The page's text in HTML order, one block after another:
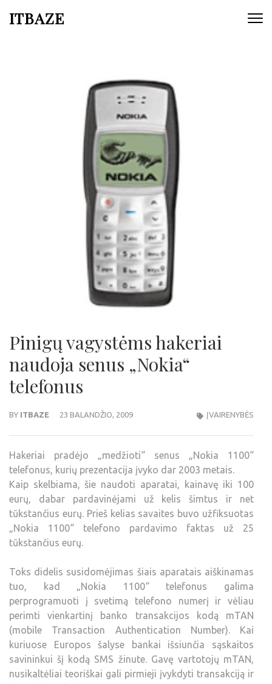
ITBAZE
Pinigų vagystėms hakeriai
naudoja senus „Nokia“
telefonus
BY ITBAZE 23 BALANDŽIO, 2009 ĮVAIRENYBĖS
Hakeriai pradėjo „medžioti“ senus „Nokia 1100“
telefonus, kurių prezentacija įvyko dar 2003 metais.
Kaip skelbiama, šie naudoti aparatai, kainavę iki 100
eurų, dabar pardavinėjami už kelis šimtus ir net
tūkstančius eurų. Prieš kelias savaites buvo užfiksuotas
„Nokia 1100“ telefono pardavimo faktas už 25
tūkstančius eurų.
Toks didelis susidomėjimas šiais aparatais aiškinamas
tuo, kad „Nokia 1100“ telefonus galima
perprogramuoti į svetimą telefono numerį ir vėliau
perimti vienkartinį banko transakcijos kodą mTAN
(mobile Transaction Authentication Number). Kai
kuriuose Europos šalyse bankai išsiunčia sąskaitos
savininkui šį kodą SMS žinute. Gavę vartotojų mTAN,
nusikaltėliai teoriškai gali pirmieji įvykdyti transakciją ir